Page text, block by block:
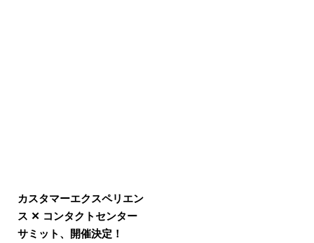
カスタマーエクスペリエン
ス ✕ コンタクトセンター
サミット、開催決定！